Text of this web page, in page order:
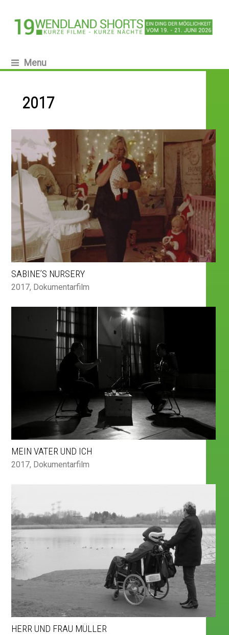
Menu
2017
SABINE’S NURSERY
2017, Dokumentarfilm
MEIN VATER UND ICH
2017, Dokumentarfilm
HERR UND FRAU MÜLLER